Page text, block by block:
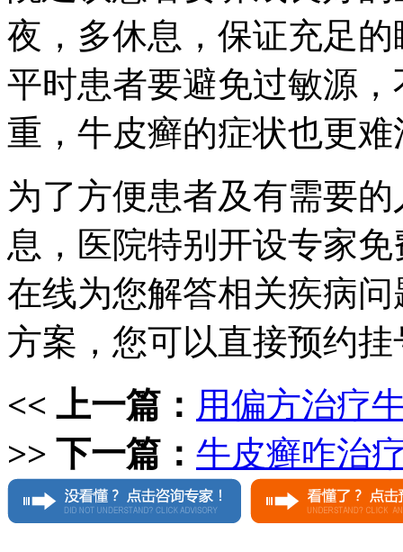
夜，多休息，保证充足
平时患者要避免过敏源
重，牛皮癣的症状也更难
为了方便患者及有需要
息，医院特别开设专家
在线为您解答相关疾病
方案，您可以直接预约挂
<< 上一篇： 用偏方治疗
>> 下一篇： 牛皮癣咋治